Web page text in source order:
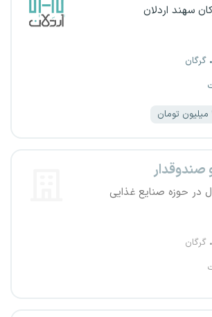
سهند اردلان
گرگان
صندوقدار
در حوزه صنایع غذایی
گرگان